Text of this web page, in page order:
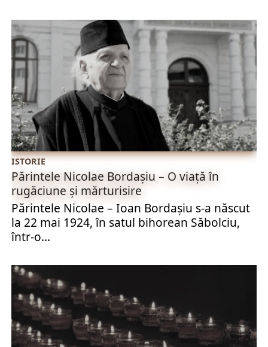
ISTORIE
Părintele Nicolae Bordașiu – O viață în
rugăciune și mărturisire
Părintele Nicolae – Ioan Bordașiu s-a născut
la 22 mai 1924, în satul bihorean Săbolciu,
într-o...